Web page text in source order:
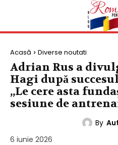
Acasă Diverse noutati
Adrian Rus a
Hagi după
„Le cere asta
sesiune de
By
6 iunie 2026